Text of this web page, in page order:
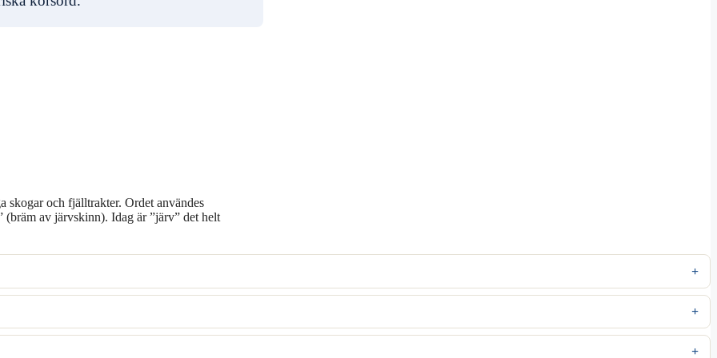
skogar och fjälltrakter. Ordet användes
av järvskinn). Idag är ”järv” det helt